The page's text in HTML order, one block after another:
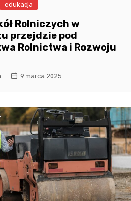
edukacja
Rolniczych w
przejdzie pod
Rolnictwa i Rozwoju
9 marca 2025